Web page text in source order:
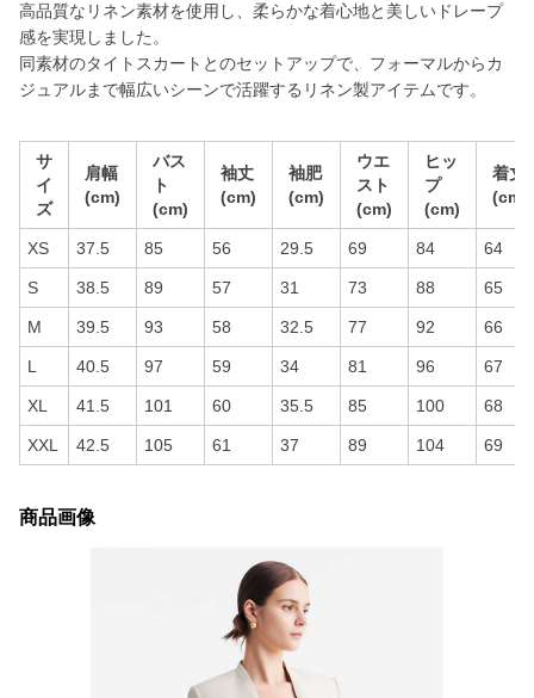
高品質なリネン素材を使用し、柔らかな着心地と美しいドレープ
感を実現しました。
同素材のタイトスカートとのセットアップで、フォーマルからカ
ジュアルまで幅広いシーンで活躍するリネン製アイテムです。
サ
イ
ズ
肩幅
(cm)
バス
ト
(cm)
袖丈
(cm)
袖肥
(cm)
ウエ
スト
(cm)
ヒッ
プ
(cm)
着丈
(cm)
XS 37.5 85 56 29.5 69 84 64
S 38.5 89 57 31 73 88 65
M 39.5 93 58 32.5 77 92 66
L 40.5 97 59 34 81 96 67
XL 41.5 101 60 35.5 85 100 68
XXL 42.5 105 61 37 89 104 69
商品画像